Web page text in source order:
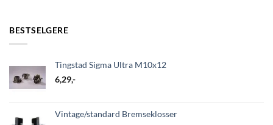
BESTSELGERE
Tingstad Sigma Ultra M10x12
6,29,-
Vintage/standard Bremseklosser